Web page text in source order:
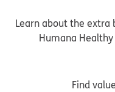
Learn about the extra
Humana
Find